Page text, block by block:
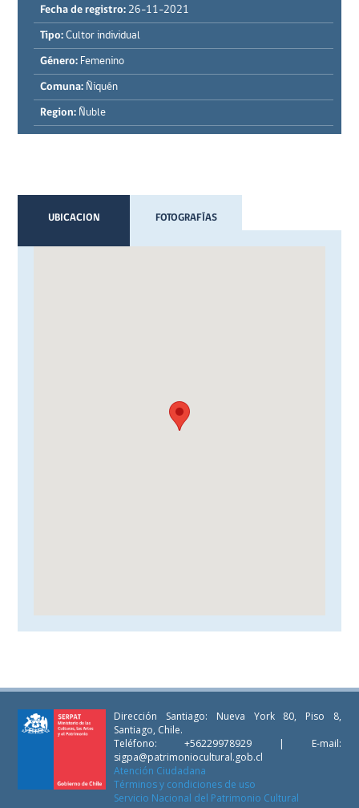
Fecha de registro: 26-11-2021
Tipo: Cultor individual
Género: Femenino
Comuna: Ñiquén
Region: Ñuble
UBICACION FOTOGRAFÍAS
Dirección Santiago: Nueva York 80, Piso 8,
Santiago, Chile.
Teléfono: +56229978929 | E-mail:
sigpa@patrimoniocultural.gob.cl
Atención Ciudadana
Términos y condiciones de uso
Servicio Nacional del Patrimonio Cultural